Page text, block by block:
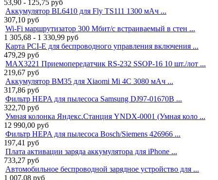
53,90 - 125,75 руб
Аккумулятор BL6410 для Fly TS111 1300 мАч ...
307,10 руб
Wi-Fi маршрутизатор 300 Мбит/с встраиваемый в стен ...
1 305,68 - 1 330,99 руб
Карта PCI-E для беспроводного управления включения ...
479,29 руб
MAX3221 Приемопередатчик RS-232 SSOP-16 10 шт./лот ...
219,67 руб
Аккумулятор BM35 для Xiaomi Mi 4C 3080 мАч ...
317,86 руб
Фильтр HEPA для пылесоса Samsung DJ97-01670B ...
322,70 руб
Умная колонка Яндекс.Станция YNDX-0001 (Умная коло ...
12 990,00 руб
Фильтр HEPA для пылесоса Bosch/Siemens 426966 ...
197,41 руб
Плата активации заряда аккумулятора для iPhone ...
733,27 руб
Автомобильное беспроводной зарядное устройство для ...
1 007,08 руб